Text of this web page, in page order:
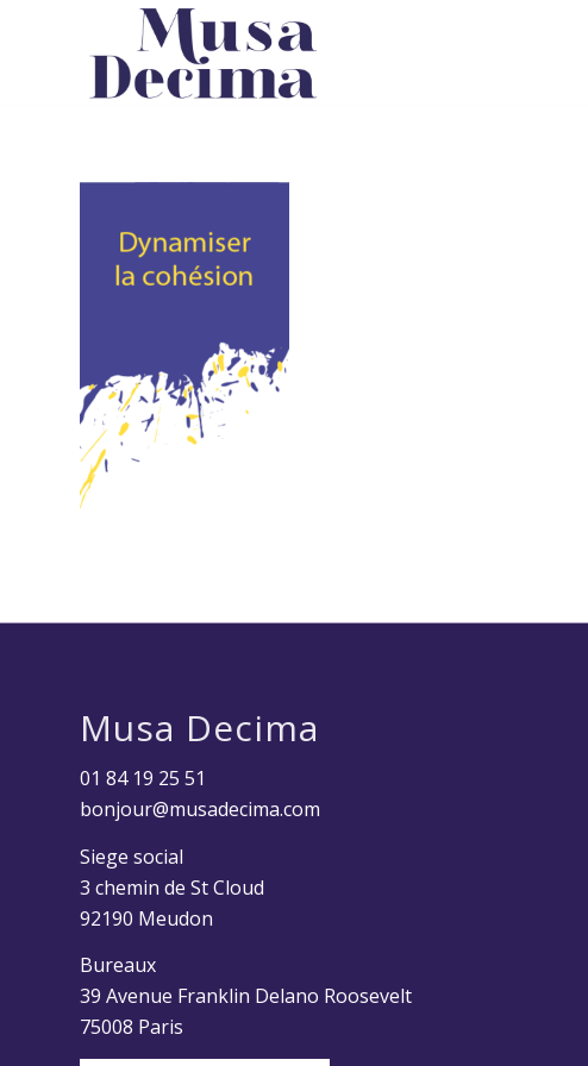
Musa Decima
01 84 19 25 51
bonjour@musadecima.com
Siege social
3 chemin de St Cloud
92190 Meudon
Bureaux
39 Avenue Franklin Delano Roosevelt
75008 Paris